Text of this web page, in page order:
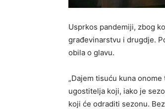
Usprkos pandemiji, zbog
građevinarstvu i drugdje.
obila o glavu.
„Dajem tisuću kuna
ugostitelja koji, iako je
koji će odraditi sezonu.